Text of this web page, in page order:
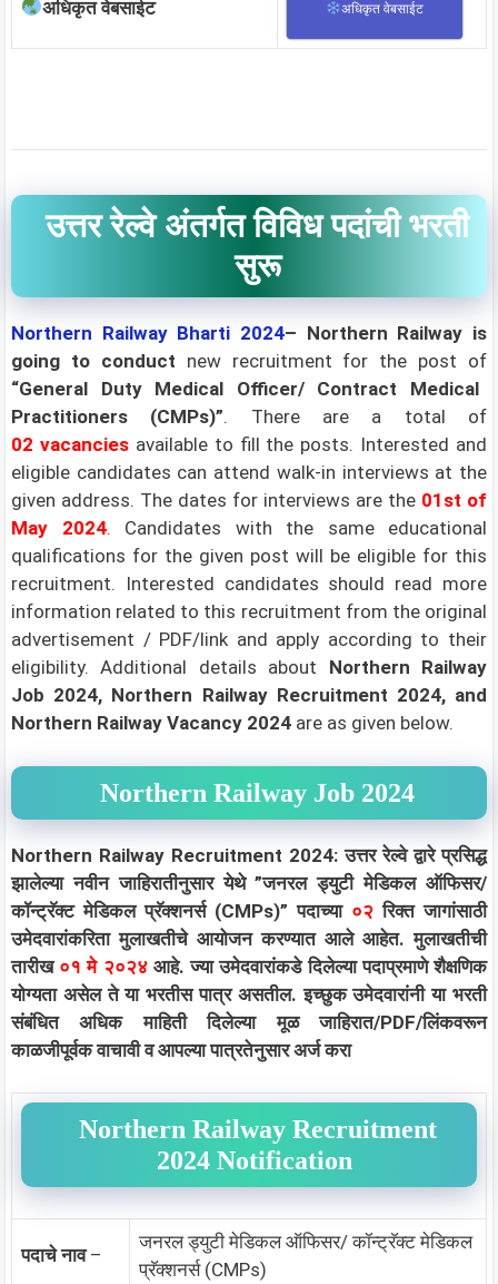
अधिकृत वेबसाईट अधिकृत वेबसाईट
उत्तर रेल्वे अंतर्गत विविध पदांची भरती
सुरू
Northern Railway Bharti 2024– Northern Railway is
going to conduct new recruitment for the post of
“General Duty Medical Officer/ Contract Medical
Practitioners (CMPs)”. There are a total of
02 vacanciesavailable to fill the posts. Interested and
eligible candidates can attend walk-in interviews at the
given address. The dates for interviews are the 01st of
May 2024.
Candidates with the same educational
qualifications for the given post will be eligible for this
recruitment. Interested candidates should read more
information related to this recruitment from the original
advertisement / PDF/link and apply according to their
eligibility.Additional details about Northern Railway
Job 2024, Northern Railway Recruitment 2024, and
Northern Railway Vacancy 2024 are as given below.
Northern Railway Job 2024
Northern Railway Recruitment 2024: उत्तर रेल्वे द्वारे प्रसिद्ध
झालेल्या नवीन जाहिरातीनुसार येथे ”जनरल ड्युटी मेडिकल ऑफिसर/
कॉन्ट्रॅक्ट मेडिकल प्रॅक्शनर्स (CMPs)” पदाच्या ०२रिक्त जागांसाठी
उमेदवारांकरिता मुलाखतीचे आयोजन करण्यात आले आहेत. मुलाखतीची
तारीख ०१ मे२०२४आहे. ज्या उमेदवारांकडे दिलेल्या पदाप्रमाणे शैक्षणिक
योग्यता असेल ते या भरतीस पात्र असतील. इच्छुक उमेदवारांनी या भरती
संबंधित अधिक माहिती दिलेल्या मूळ जाहिरात/PDF/लिंकवरून
काळजीपूर्वक वाचावी व आपल्या पात्रतेनुसार अर्ज करा
Northern Railway Recruitment
2024 Notification
पदाचे नाव–
जनरल ड्युटी मेडिकल ऑफिसर/ कॉन्ट्रॅक्ट मेडिकल
प्रॅक्शनर्स (CMPs)